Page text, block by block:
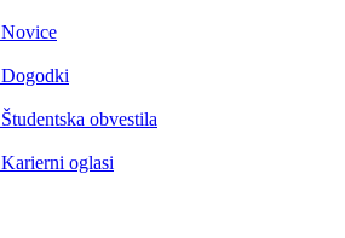
Novice
Dogodki
Študentska obvestila
Karierni oglasi